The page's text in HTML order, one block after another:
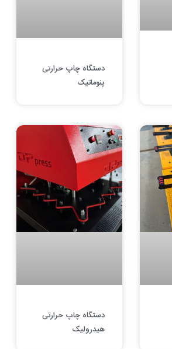
دستگاه چاپ حرارتی
پنوماتیک
دستگاه چاپ حرارتی
هیدرولیک